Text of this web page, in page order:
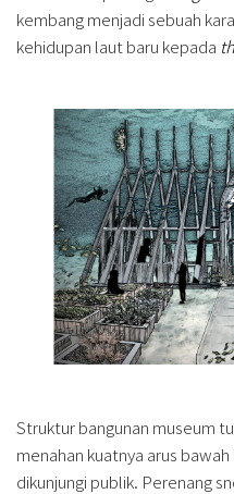
kembang menjadi sebuah
kehidupan laut baru kepada
Struktur bangunan museum
menahan kuatnya arus
dikunjungi publik. Perenang